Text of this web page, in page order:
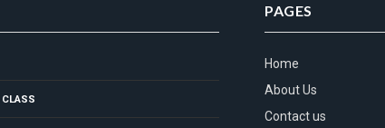
CLASS
PAGES
Home
About Us
Contact us